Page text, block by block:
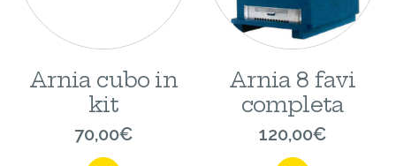
Arnia cubo in
kit
70,00€
Arnia 8 favi
completa
120,00€